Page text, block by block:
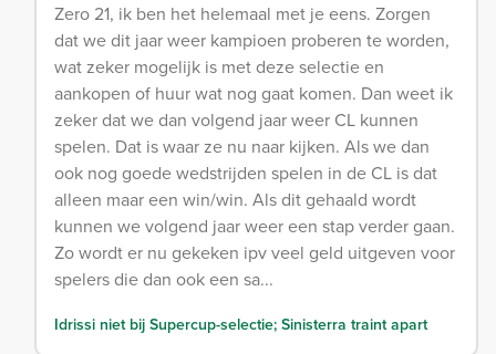
Zero 21, ik ben het helemaal met je eens. Zorgen
dat we dit jaar weer kampioen proberen te worden,
wat zeker mogelijk is met deze selectie en
aankopen of huur wat nog gaat komen. Dan weet ik
zeker dat we dan volgend jaar weer CL kunnen
spelen. Dat is waar ze nu naar kijken. Als we dan
ook nog goede wedstrijden spelen in de CL is dat
alleen maar een win/win. Als dit gehaald wordt
kunnen we volgend jaar weer een stap verder gaan.
Zo wordt er nu gekeken ipv veel geld uitgeven voor
spelers die dan ook een sa...
Idrissi niet bij Supercup-selectie; Sinisterra traint apart